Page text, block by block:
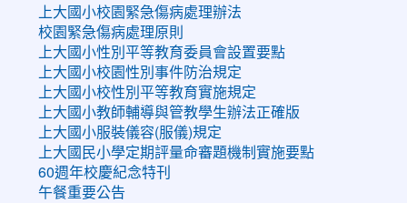
上大國小校園緊急傷病處理辦法
校園緊急傷病處理原則
上大國小性別平等教育委員會設置要點
上大國小校園性別事件防治規定
上大國小校性別平等教育實施規定
上大國小教師輔導與管教學生辦法正確版
上大國小服裝儀容(服儀)規定
上大國民小學定期評量命審題機制實施要點
60週年校慶紀念特刊
午餐重要公告